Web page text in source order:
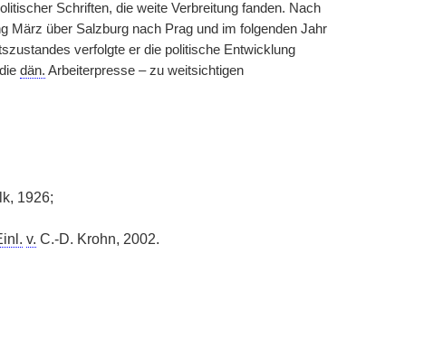
Schriften, die weite Verbreitung fanden. Nach
März über Salzburg nach Prag und im folgenden Jahr
verfolgte er die politische Entwicklung
dän. Arbeiterpresse – zu weitsichtigen
1926;
v. C.-D. Krohn, 2002.